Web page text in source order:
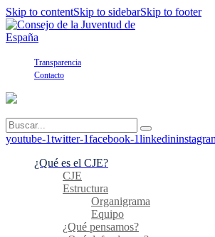
Skip to contentSkip to sidebarSkip to footer
Transparencia
Contacto
youtube-1twitter-1facebook-1linkedin
¿Qué es el CJE?
CJE
Estructura
Organigrama
Equipo
¿Qué pensamos?